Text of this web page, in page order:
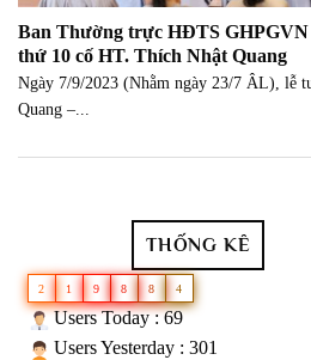
Ban Thường trực HĐTS
thứ 10 cố HT. Thích Nhật Quang
Ngày 7/9/2023 (Nhằm ngày 23/7 ÂL), lễ
Quang –...
THỐNG KÊ
2 1 9 8 8 4
Users Today : 69
Users Yesterday : 301